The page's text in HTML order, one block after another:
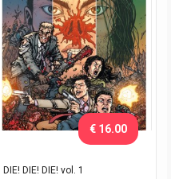
DIE! DIE! DIE! vol. 1
€ 16.00